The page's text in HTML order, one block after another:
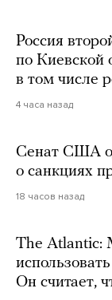
Россия
по Киевской
в том числе
4 часа назад
Сенат США
о санкциях
18 часов назад
The Atlantic:
Он считает,